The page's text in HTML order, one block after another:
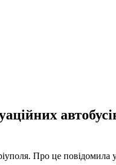
Про це повідомила